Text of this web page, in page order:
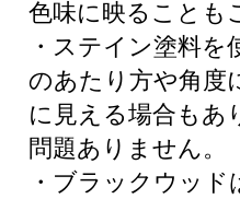
色味に映ることも
・ステイン塗料
のあたり方や角度
に見える場合もあ
問題ありません。
・ブラックウッド